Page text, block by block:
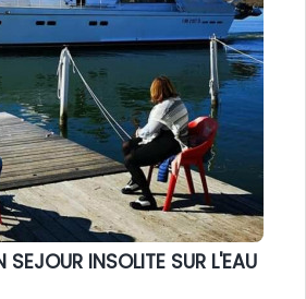
INSOLITE SUR L'EAU